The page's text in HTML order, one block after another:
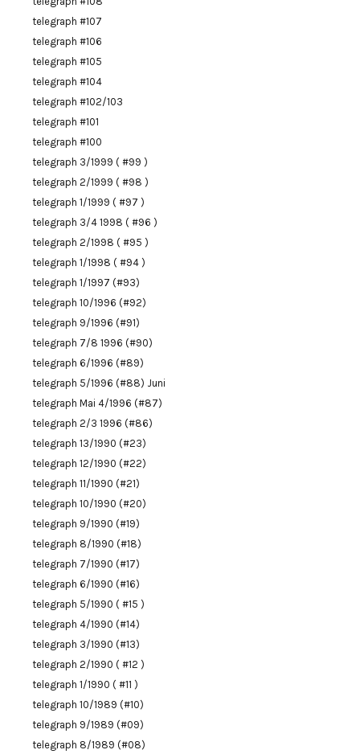
telegraph #107
telegraph #106
telegraph #105
telegraph #104
telegraph #102/103
telegraph #101
telegraph #100
telegraph 3/1999 ( #99 )
telegraph 2/1999 ( #98 )
telegraph 1/1999 ( #97 )
telegraph 3/4 1998 ( #96 )
telegraph 2/1998 ( #95 )
telegraph 1/1998 ( #94 )
telegraph 1/1997 (#93)
telegraph 10/1996 (#92)
telegraph 9/1996 (#91)
telegraph 7/8 1996 (#90)
telegraph 6/1996 (#89)
telegraph 5/1996 (#88) Juni
telegraph Mai 4/1996 (#87)
telegraph 2/3 1996 (#86)
telegraph 13/1990 (#23)
telegraph 12/1990 (#22)
telegraph 11/1990 (#21)
telegraph 10/1990 (#20)
telegraph 9/1990 (#19)
telegraph 8/1990 (#18)
telegraph 7/1990 (#17)
telegraph 6/1990 (#16)
telegraph 5/1990 ( #15 )
telegraph 4/1990 (#14)
telegraph 3/1990 (#13)
telegraph 2/1990 ( #12 )
telegraph 1/1990 ( #11 )
telegraph 10/1989 (#10)
telegraph 9/1989 (#09)
telegraph 8/1989 (#08)